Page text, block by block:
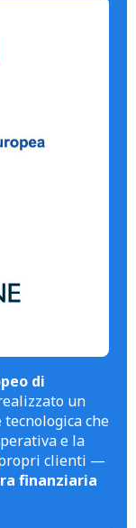
di
un
che
e la
clienti —
finanziaria